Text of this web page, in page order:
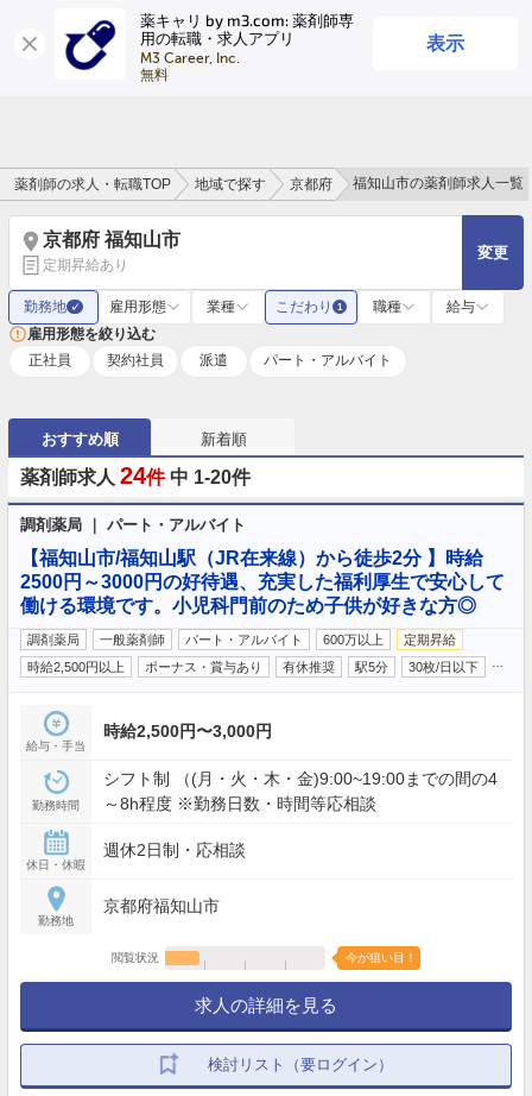
薬キャリ by m3.com: 薬剤師専
用の転職・求人アプリ
M3 Career, Inc.
無料
表示
ログイン
薬剤師の求人・転職TOP 地域で探す 京都府 福知山市の薬剤師求人一覧
京都府 福知山市
定期昇給あり
変更
勤務地 ✓ 雇用形態 業種 こだわり 1 職種
給与
雇用形態を絞り込む
正社員
契約社員 派遣 パート・アルバイト
おすすめ順 新着順
薬剤師求人 24件 中 1-20件
調剤薬局 ｜ パート・アルバイト
【福知山市/福知山駅（JR在来線）から徒歩2分 】時給
2500円～3000円の好待遇、充実した福利厚生で安心して
働ける環境です。小児科門前のため子供が好きな方◎
調剤薬局 一般薬剤師 パート・アルバイト 600万以上
定期昇給
時給2,500円以上
ボーナス・賞与あり 有休推奨 駅5分 30枚/日以下
給与・手当
時給2,500円〜3,000円
勤務時間
シフト制 （(月・火・木・金)9:00~19:00までの間の4
～8h程度 ※勤務日数・時間等応相談
休日・休暇
週休2日制・応相談
勤務地
京都府福知山市
閲覧状況 今が狙い目！
求人の詳細を見る
検討リスト（要ログイン）